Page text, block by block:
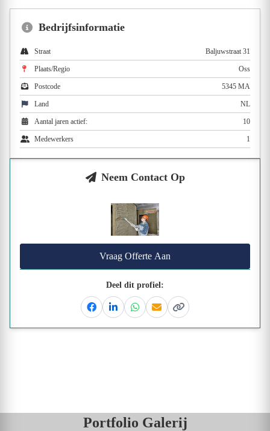
Bedrijfsinformatie
Straat Baljuwstraat 31
Plaats/Regio Oss
Postcode 5345 MA
Land NL
Aantal jaren actief: 10
Medewerkers 1
Neem Contact Op
Vraag Offerte Aan
Deel dit profiel:
FacebookLinkedinWhatsapp
EmailKopieer link
Portfolio Galerij